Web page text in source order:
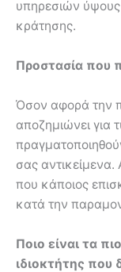
υπηρεσιών ύψους
κράτησης.
Προστασία που
Όσον αφορά την
αποζημιώνει για
σας
που κάποιος
κατά την
Ποιο είναι τα
ιδιοκτήτης που